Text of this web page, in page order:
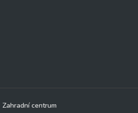
Zahradní centrum